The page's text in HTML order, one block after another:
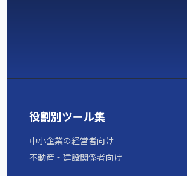
役割別ツール集
中小企業の経営者向け
不動産・建設関係者向け